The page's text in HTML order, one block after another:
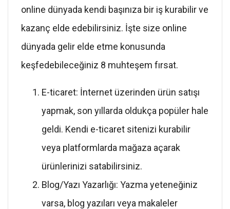
online dünyada kendi başınıza bir iş kurabilir ve
kazanç elde edebilirsiniz. İşte size online
dünyada gelir elde etme konusunda
keşfedebileceğiniz 8 muhteşem fırsat.
E-ticaret: İnternet üzerinden ürün satışı
yapmak, son yıllarda oldukça popüler hale
geldi. Kendi e-ticaret sitenizi kurabilir
veya platformlarda mağaza açarak
ürünlerinizi satabilirsiniz.
Blog/Yazı Yazarlığı: Yazma yeteneğiniz
varsa, blog yazıları veya makaleler